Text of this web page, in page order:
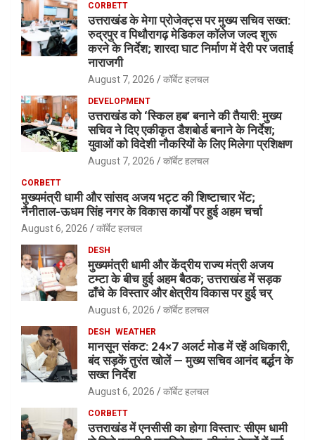
CORBETT
उत्तराखंड के मेगा प्रोजेक्ट्स पर मुख्य सचिव सख्त:
रुद्रपुर व पिथौरागढ़ मेडिकल कॉलेज जल्द शुरू
करने के निर्देश; शारदा घाट निर्माण में देरी पर जताई
नाराजगी
August 7, 2026 कॉर्बेट हलचल
DEVELOPMENT
उत्तराखंड को ‘स्किल हब’ बनाने की तैयारी: मुख्य
सचिव ने दिए एकीकृत डैशबोर्ड बनाने के निर्देश;
युवाओं को विदेशी नौकरियों के लिए मिलेगा प्रशिक्षण
August 7, 2026 कॉर्बेट हलचल
CORBETT
मुख्यमंत्री धामी और सांसद अजय भट्ट की शिष्टाचार भेंट;
नैनीताल-ऊधम सिंह नगर के विकास कार्यों पर हुई अहम चर्चा
August 6, 2026 कॉर्बेट हलचल
DESH
मुख्यमंत्री धामी और केंद्रीय राज्य मंत्री अजय
टम्टा के बीच हुई अहम बैठक; उत्तराखंड में सड़क
ढाँचे के विस्तार और क्षेत्रीय विकास पर हुई चर्
August 6, 2026 कॉर्बेट हलचल
DESH WEATHER
मानसून संकट: 24×7 अलर्ट मोड में रहें अधिकारी,
बंद सड़कें तुरंत खोलें — मुख्य सचिव आनंद बर्द्धन के
सख्त निर्देश
August 6, 2026 कॉर्बेट हलचल
CORBETT
उत्तराखंड में एनसीसी का होगा विस्तार: सीएम धामी